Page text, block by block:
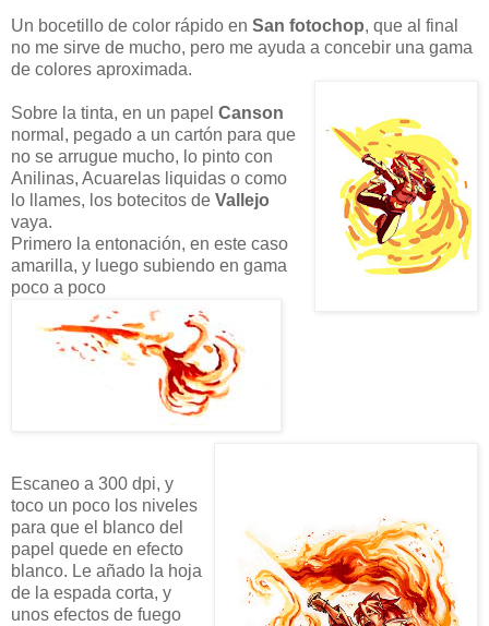
Un bocetillo de color rápido en San fotochop, que al final
no me sirve de mucho, pero me ayuda a concebir una gama
de colores aproximada.
Sobre la tinta, en un papel Canson
normal, pegado a un cartón para que
no se arrugue mucho, lo pinto con
Anilinas, Acuarelas liquidas o como
lo llames, los botecitos de Vallejo
vaya.
Primero la entonación, en este caso
amarilla, y luego subiendo en gama
poco a poco
Escaneo a 300 dpi, y
toco un poco los niveles
para que el blanco del
papel quede en efecto
blanco. Le añado la hoja
de la espada corta, y
unos efectos de fuego